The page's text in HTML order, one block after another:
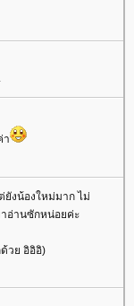
า
งน้องใหม่มาก ไม่
าอ่านซักหน่อยค่ะ
วย อิอิอิ)